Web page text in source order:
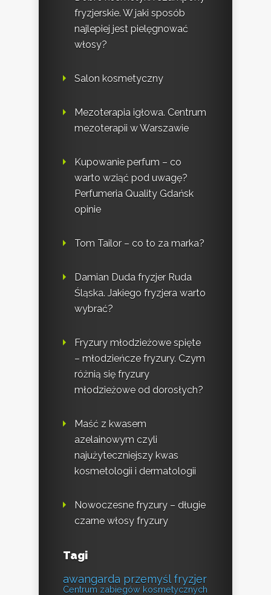
fryzjerskie. W jaki sposób
najlepiej jest pielęgnować
włosy?
Salon kosmetyczny
Mezoterapia igłowa. Centrum
mezoterapii w Warszawie
Kupowanie perfum – co
warto wziąć pod uwagę?
Perfumeria Quality Gdańsk
opinie
Tom Tailor – co to za marka?
Damian Duda fryzjer Ruda
Śląska. Jakiego fryzjera warto
wybrać?
Fryzury młodzieżowe spięte
– młodzieńcze fryzury. Czym
różnią się fryzury
młodzieżowe od dorosłych?
Maść z kwasem
azelainowym czyli
najużyteczniejszy kwas
kosmetologii i dermatologii
Nowoczesne fryzury – długie
czarne włosy fryzury
Tagi
awangarda przemyśl fryzjer
Centrum zabiegów kosmetycznych